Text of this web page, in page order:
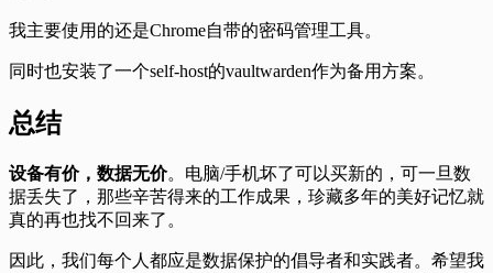
我主要使用的还是Chrome自带的密码管理工具。
同时也安装了一个self-host的vaultwarden作为备用方案。
总结
设备有价，数据无价。电脑/手机坏了可以买新的，可一旦数
据丢失了，那些辛苦得来的工作成果，珍藏多年的美好记忆就
真的再也找不回来了。
因此，我们每个人都应是数据保护的倡导者和实践者。希望我